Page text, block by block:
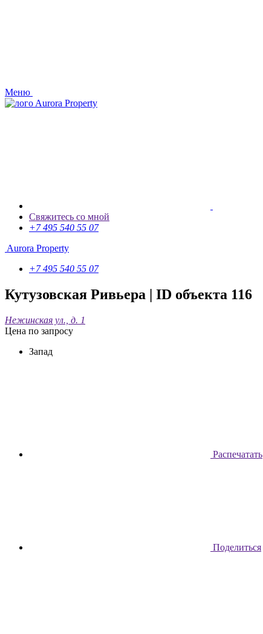
Меню
Aurora Property
Свяжитесь со мной
+7 495 540 55 07
Aurora Property
+7 495 540 55 07
Кутузовская Ривьера | ID объекта 116
Нежинская ул., д. 1
Цена по запросу
Запад
Распечатать
Поделиться